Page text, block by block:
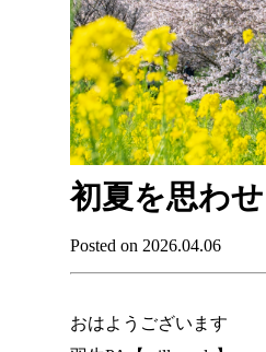
初夏を思わ
Posted on 2026.04.06
おはようございます